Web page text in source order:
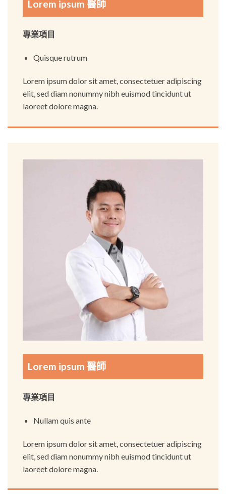
Lorem ipsum 醫師
專業項目
Quisque rutrum
Lorem ipsum dolor sit amet, consectetuer adipiscing
elit, sed diam nonummy nibh euismod tincidunt ut
laoreet dolore magna.
Lorem ipsum 醫師
專業項目
Nullam quis ante
Lorem ipsum dolor sit amet, consectetuer adipiscing
elit, sed diam nonummy nibh euismod tincidunt ut
laoreet dolore magna.